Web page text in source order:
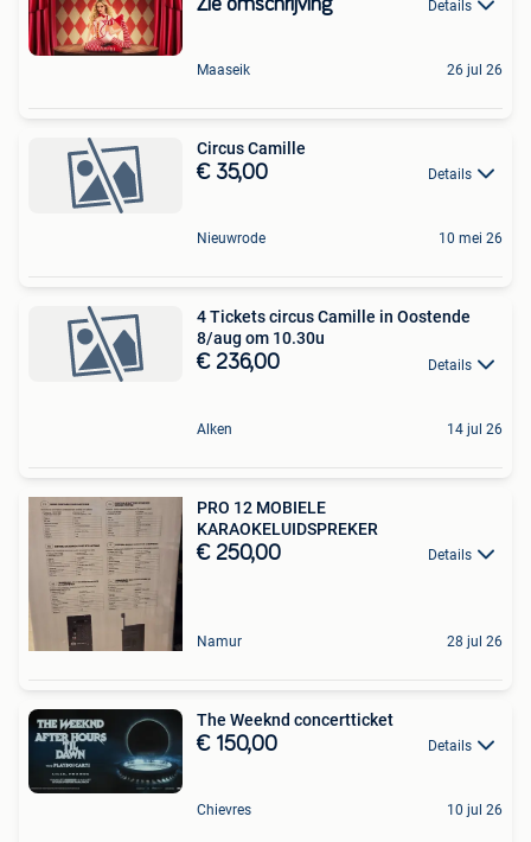
Zie omschrijving Details
Maaseik 26 jul 26
Circus Camille
€ 35,00 Details
Nieuwrode 10 mei 26
4 Tickets circus Camille in Oostende
8/aug om 10.30u
€ 236,00 Details
Alken 14 jul 26
PRO 12 MOBIELE
KARAOKELUIDSPREKER
€ 250,00 Details
Namur 28 jul 26
The Weeknd concertticket
€ 150,00 Details
Chievres 10 jul 26